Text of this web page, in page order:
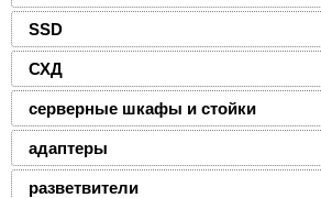
SSD
СХД
серверные шкафы и стойки
адаптеры
разветвители